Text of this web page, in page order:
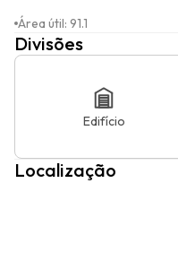
Área útil: 91.1
Divisões
Edifício
Localização